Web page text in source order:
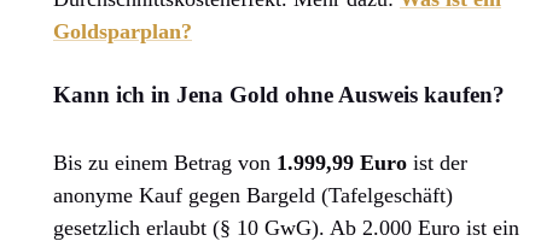
Goldsparplan?
Kann ich in Jena Gold ohne Ausweis kaufen?
Bis zu einem Betrag von 1.999,99 Euro ist der
anonyme Kauf gegen Bargeld (Tafelgeschäft)
gesetzlich erlaubt (§ 10 GwG). Ab 2.000 Euro ist ein